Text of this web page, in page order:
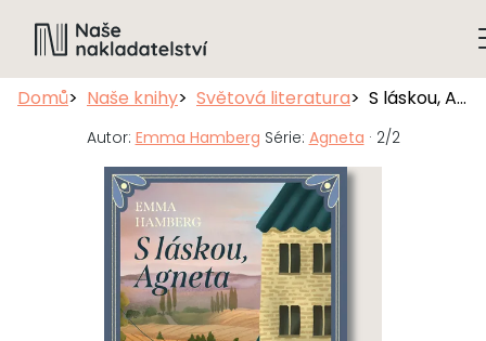
Domů Naše knihy Světová literatura S láskou, Agneta
Autor: Emma Hamberg Série: Agneta · 2/2